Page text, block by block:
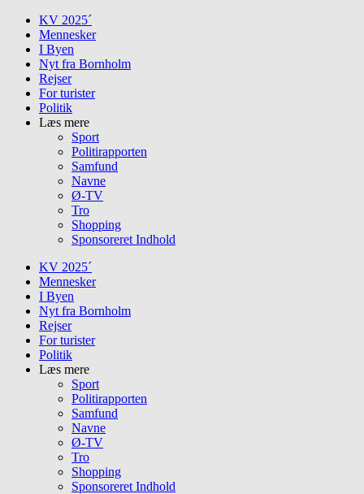
Skip
content
KV 2025´
Mennesker
I Byen
Nyt fra Bornholm
Rejser
For turister
Politik
Læs mere
Sport
Politirapporten
Samfund
Navne
Ø-TV
Tro
Shopping
Sponsoreret Indhold
KV 2025´
Mennesker
I Byen
Nyt fra Bornholm
Rejser
For turister
Politik
Læs mere
Sport
Politirapporten
Samfund
Navne
Ø-TV
Tro
Shopping
Sponsoreret Indhold